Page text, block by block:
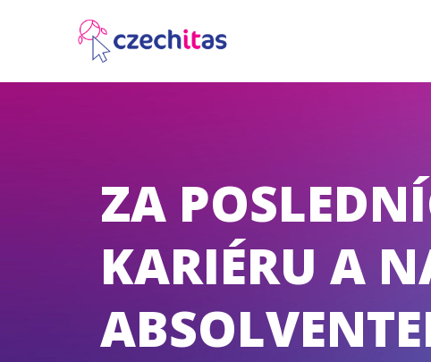
ZA
KARIÉRU A